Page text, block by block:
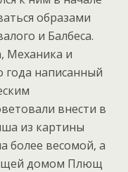
образами
и Балбеса.
Механика и
года написанный
внести в
из картины
более весомой, а
домом Плющ